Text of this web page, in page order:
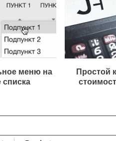
меню на
Простой